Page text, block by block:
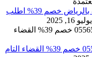
افضل شركة كشف تسربات المياه بالرياض خصم 39% اطلب
يوليو 16, 2025
مكافحة حشرات بالرياض 055650170 خصم 39% القضاء التام